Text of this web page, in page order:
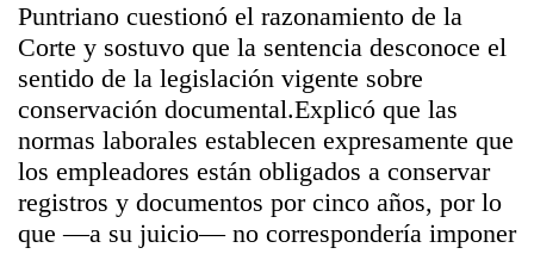
Puntriano cuestionó el razonamiento de la
Corte y sostuvo que la sentencia desconoce el
sentido de la legislación vigente sobre
conservación documental.Explicó que las
normas laborales establecen expresamente que
los empleadores están obligados a conservar
registros y documentos por cinco años, por lo
que —a su juicio— no correspondería imponer